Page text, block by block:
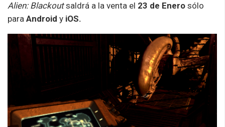
Alien: Blackoutsaldrá a la venta el 23 de Enero sólo
para Android y iOS.